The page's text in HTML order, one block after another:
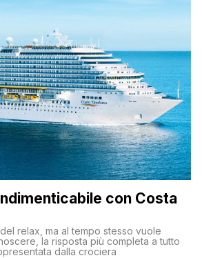
con Costa
relax, ma al tempo stesso vuole
la risposta più completa a tutto
dalla crociera